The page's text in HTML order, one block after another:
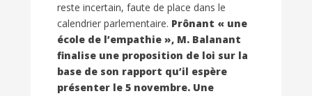
reste incertain, faute de place dans le
calendrier parlementaire. Prônant « une
école de l’empathie », M. Balanant
finalise une proposition de loi sur la
base de son rapport qu’il espère
présenter le 5 novembre. Une